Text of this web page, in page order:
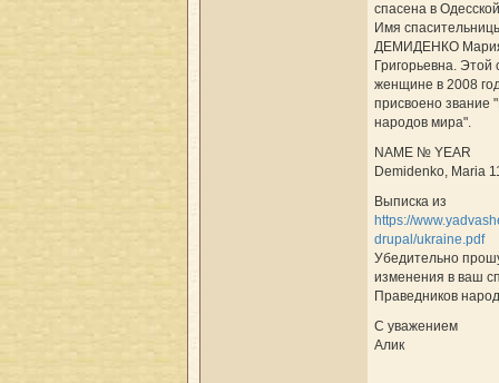
спасена в
Имя
ДЕМИДЕНКО
Григорьевна. Этой
женщине в 2008
присвоено звание
народов мира".
NAME № YEAR
Demidenko, Maria
Выписка из
https://
drupal/ukraine.pdf
Убедительно
изменения в ваш
Праведников
С уважением
Алик